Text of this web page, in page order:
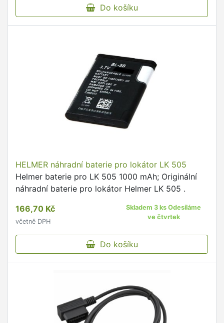
Do košíku
HELMER náhradní baterie pro lokátor LK 505
Helmer baterie pro LK 505 1000 mAh; Originální
náhradní baterie pro lokátor Helmer LK 505 .
166,70 Kč
včetně DPH
Skladem 3 ks Odesíláme
ve čtvrtek
Do košíku